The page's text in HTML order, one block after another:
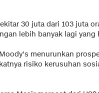
30 juta dari 103 juta
lebih banyak lagi yang
menurunkan
risiko kerusuhan